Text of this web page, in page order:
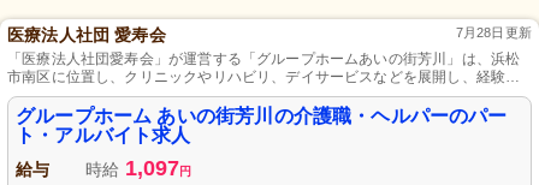
医療法人社団 愛寿会 7月28日更新
「医療法人社団愛寿会」が運営する「グループホームあいの街芳川」は、浜松
市南区に位置し、クリニックやリハビリ、デイサービスなどを展開し、経験年
齢不問、週3日以上の働きやすさと、高いレベルの医療と介護の専門性向上が可
能です。
グループホーム あいの街芳川の介護職・ヘルパーのパー
ト・アルバイト求人
給与 時給 1,097円